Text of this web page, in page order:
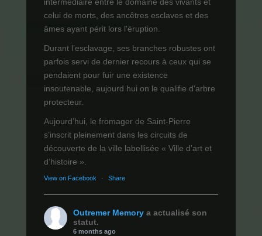
intermédiaire entre le domaine des vivants et
celui de morts, des ancêtres esclaves et des
âmes ayant périt lors l'éruption.
Durant l’esclavage, ses branches robustes ont
parfois servi de dernier recours à ceux qui se
pendaient pour fuir une existence
insoutenable, aujourd hui on le qualifie d'arbre
protecteur.
Aujourd’hui, le fromager de Saint-Pierre
s’inscrit pleinement dans les circuits de
découverte de la ville labellisée « Ville d’art et
d’histoire ».
View on Facebook · Share
Outremer Memory a actualisé son
statut.
6 months ago